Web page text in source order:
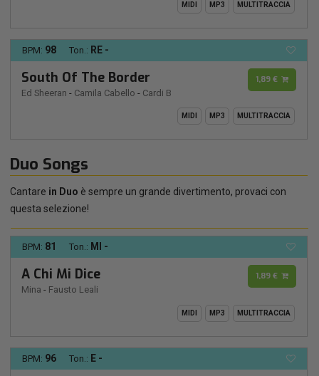
MIDI MP3 MULTITRACCIA
BPM: 98 Ton.: RE -
South Of The Border
Ed Sheeran - Camila Cabello - Cardi B
1,89 €
MIDI MP3 MULTITRACCIA
Duo Songs
Cantare in Duo è sempre un grande divertimento, provaci con
questa selezione!
BPM: 81 Ton.: MI -
A Chi Mi Dice
Mina - Fausto Leali
1,89 €
MIDI MP3 MULTITRACCIA
BPM: 96 Ton.: E -